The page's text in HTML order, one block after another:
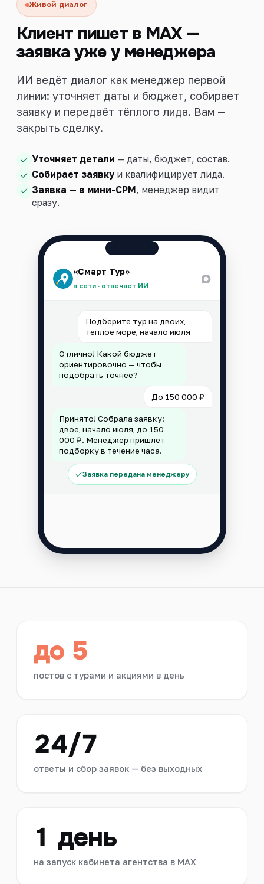
Живой диалог
Клиент пишет в MAX —
заявка уже у менеджера
ИИ ведёт диалог как менеджер первой
линии: уточняет даты и бюджет, собирает
заявку и передаёт тёплого лида. Вам —
закрыть сделку.
Уточняет детали — даты, бюджет, состав.
Собирает заявку и квалифицирует лида.
Заявка — в мини-СРМ, менеджер видит
сразу.
«Смарт Тур»
в сети · отвечает ИИ
Подберите тур на двоих,
тёплое море, начало июля
Отлично! Какой бюджет
ориентировочно — чтобы
подобрать точнее?
До 150 000 ₽
Принято! Собрала заявку:
двое, начало июля, до 150
000 ₽. Менеджер пришлёт
подборку в течение часа.
Заявка передана менеджеру
до 5
постов с турами и акциями в день
24/7
ответы и сбор заявок — без выходных
1 день
на запуск кабинета агентства в MAX